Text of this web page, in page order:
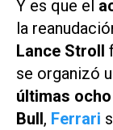
Y es que el
la
Lance Stroll
se organizó
últimas
Bull, Ferrari